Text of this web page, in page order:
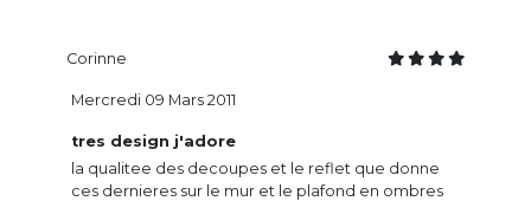
Corinne
tres design j'adore
la qualitee des decoupes et le reflet que donne
ces dernieres sur le mur et le plafond en ombres
Mercredi 09 Mars 2011